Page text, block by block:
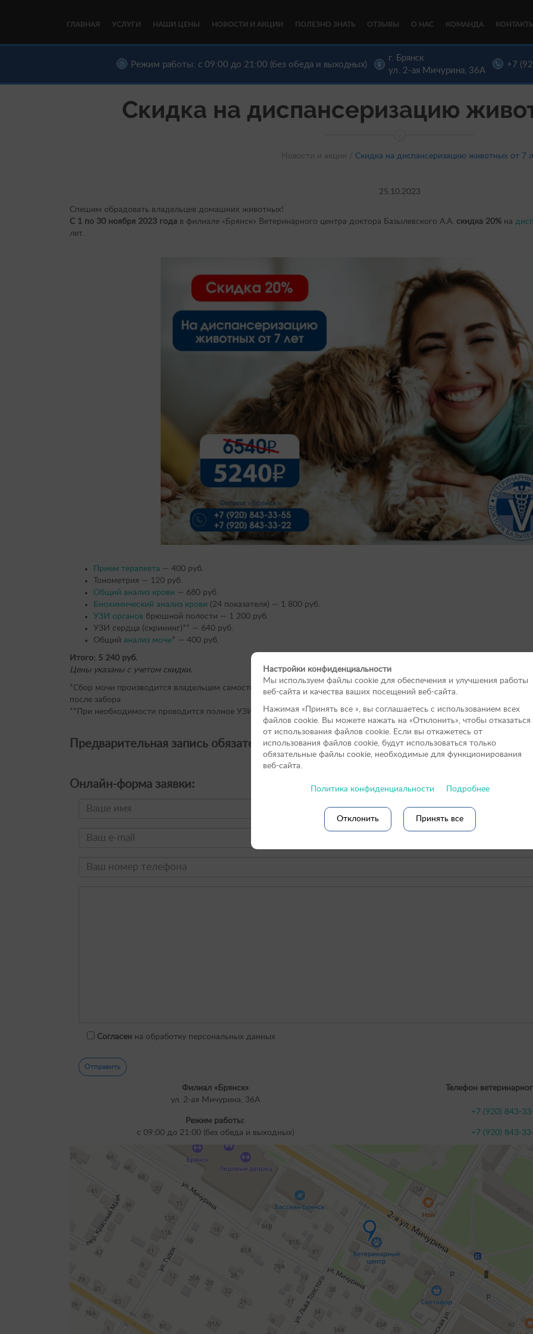
ГЛАВНАЯ УСЛУГИ НАШИ ЦЕНЫ НОВОСТИ И АКЦИИ ПОЛЕЗНО ЗНАТЬ ОТЗЫВЫ О НАС КОМАНДА КОНТАКТЫ
Режим работы: с 09:00 до 21:00 (без обеда и выходных)
г. Брянск
ул. 2-ая Мичурина, 36А
+7
Скидка на диспансеризацию
Новости и акции / Скидка на диспансеризацию животных от 7
25.10.2023
Спешим обрадовать владельцев домашних животных!
С 1 по 30 ноября 2023 года в филиале «Брянск» Ветеринарного центра доктора Базылевского А.А. скидка 20% на
лет.
Прием терапевта — 400 руб.
Тонометрия — 120 руб.
Общий анализ крови — 680 руб.
Биохимический анализ крови (24 показателя) — 1 800 руб.
УЗИ органов брюшной полости — 1 200 руб.
УЗИ сердца (скрининг)** — 640 руб.
Общий анализ мочи* — 400 руб.
Итого: 5 240 руб.
Цены указаны с учетом скидки.
*Сбор мочи производится владельцем самостоятельно в чистый контейнер. Биоматериал после сбора нужно
после забора
**При необходимости проводится полное УЗИ сердца. Цена по акции — 1 200 вместо 1 500 р.
Предварительная запись обязательна!
Онлайн-форма заявки:
Согласен на обработку персональных данных
Филиал «Брянск»
ул. 2-ая Мичурина, 36А
Режим работы:
с 09:00 до 21:00 (без обеда и выходных)
Телефон
+7 (920) 843-
+7 (920) 843-
Настройки конфиденциальности
Мы используем файлы cookie для обеспечения и улучшения работы
веб-сайта и качества ваших посещений веб-сайта.
Нажимая «Принять вce », вы соглашаетесь с использованием всех
файлов cookie. Вы можете нажать на «Отклонить», чтобы отказаться
от использования файлов сookie. Если вы откажетесь от
использования файлов cookie, будут использоваться только
обязательные файлы cookie, необходимые для функционирования
веб-сайта.
Политика конфиденциальности Подробнее
Отклонить Принять все